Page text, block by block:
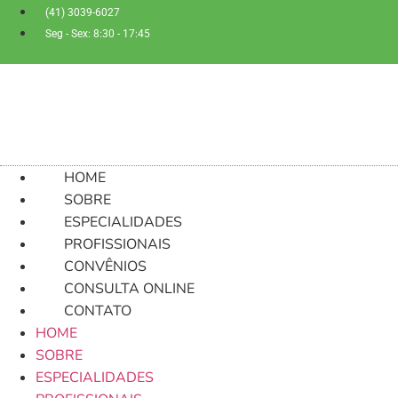
para
(41) 3039-6027
Seg - Sex: 8:30 - 17:45
HOME
SOBRE
ESPECIALIDADES
PROFISSIONAIS
CONVÊNIOS
CONSULTA ONLINE
CONTATO
HOME
SOBRE
ESPECIALIDADES